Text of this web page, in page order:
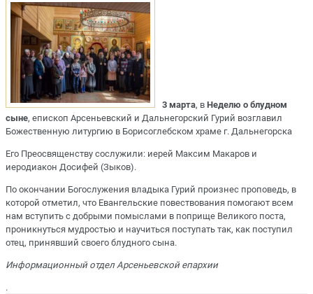
3 марта, в Неделю о блудном
сыне, епископ Арсеньевский и Дальнегорский Гурий возглавил
Божественную литургию в Борисоглебском храме г. Дальнегорска
Его Преосвященству сослужили: иерей Максим Макаров и
иеродиакон Досифей (Зыков).
По окончании Богослужения владыка Гурий произнес проповедь, в
которой отметил, что Евангельские повествования помогают всем
нам вступить с добрыми помыслами в поприще Великого поста,
проникнуться мудростью и научиться поступать так, как поступил
отец, принявший своего блудного сына.
Информационный отдел Арсеньевской епархии
.